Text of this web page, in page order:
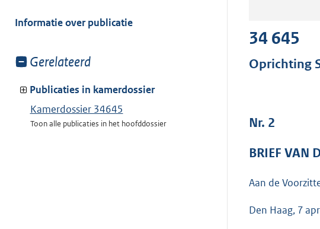
van:
Informatie over publicatie
Toon
van:
Gerelateerd
Publicaties in kamerdossier
Kamerdossier 34645
Toon alle publicaties in het hoofddossier
34 645
Oprichting
Nr. 2
BRIEF VAN
Aan de
Den Haag, 7